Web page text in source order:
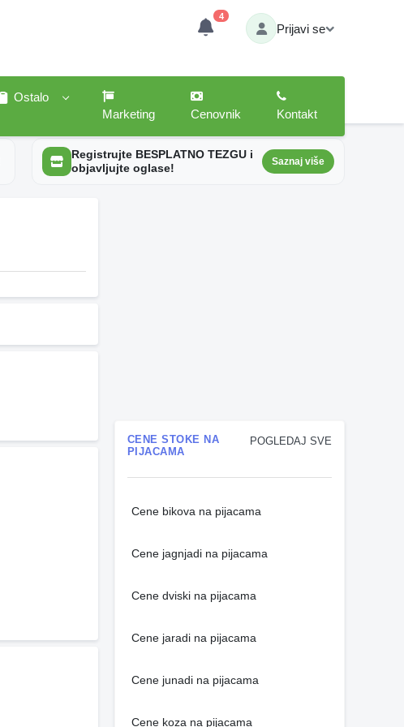
4
Prijavi se
Ostalo
Marketing
Cenovnik Kontakt
Registrujte BESPLATNO TEZGU i
objavljujte oglase!
Saznaj više
POGLEDAJ SVE
CENE STOKE NA
PIJACAMA
Cene bikova na pijacama
Cene jagnjadi na pijacama
Cene dviski na pijacama
Cene jaradi na pijacama
Cene junadi na pijacama
Cene koza na pijacama